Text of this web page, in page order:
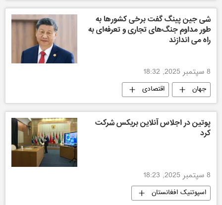
شی جین پینگ گفت برخی کشورها به
طور مداوم جنگ‌های تجاری و تعرفه‌ای به
راه می اندازند
8 سپتمبر 2025, 18:32
جهان اقتصادی
پوتین در اجلاس آنلاین بریکس شرکت
کرد
8 سپتمبر 2025, 18:23
اسپوتنیک افغانستان